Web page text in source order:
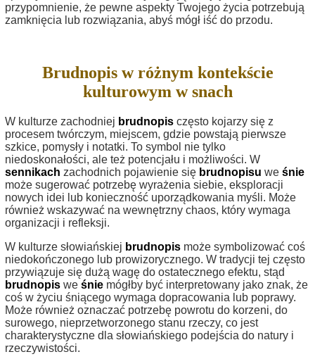
przypomnienie, że pewne aspekty Twojego życia potrzebują
zamknięcia lub rozwiązania, abyś mógł iść do przodu.
Brudnopis w różnym kontekście
kulturowym w snach
W kulturze zachodniej brudnopis często kojarzy się z
procesem twórczym, miejscem, gdzie powstają pierwsze
szkice, pomysły i notatki. To symbol nie tylko
niedoskonałości, ale też potencjału i możliwości. W
sennikach zachodnich pojawienie się brudnopisu we śnie
może sugerować potrzebę wyrażenia siebie, eksploracji
nowych idei lub konieczność uporządkowania myśli. Może
również wskazywać na wewnętrzny chaos, który wymaga
organizacji i refleksji.
W kulturze słowiańskiej brudnopis może symbolizować coś
niedokończonego lub prowizorycznego. W tradycji tej często
przywiązuje się dużą wagę do ostatecznego efektu, stąd
brudnopis we śnie mógłby być interpretowany jako znak, że
coś w życiu śniącego wymaga dopracowania lub poprawy.
Może również oznaczać potrzebę powrotu do korzeni, do
surowego, nieprzetworzonego stanu rzeczy, co jest
charakterystyczne dla słowiańskiego podejścia do natury i
rzeczywistości.